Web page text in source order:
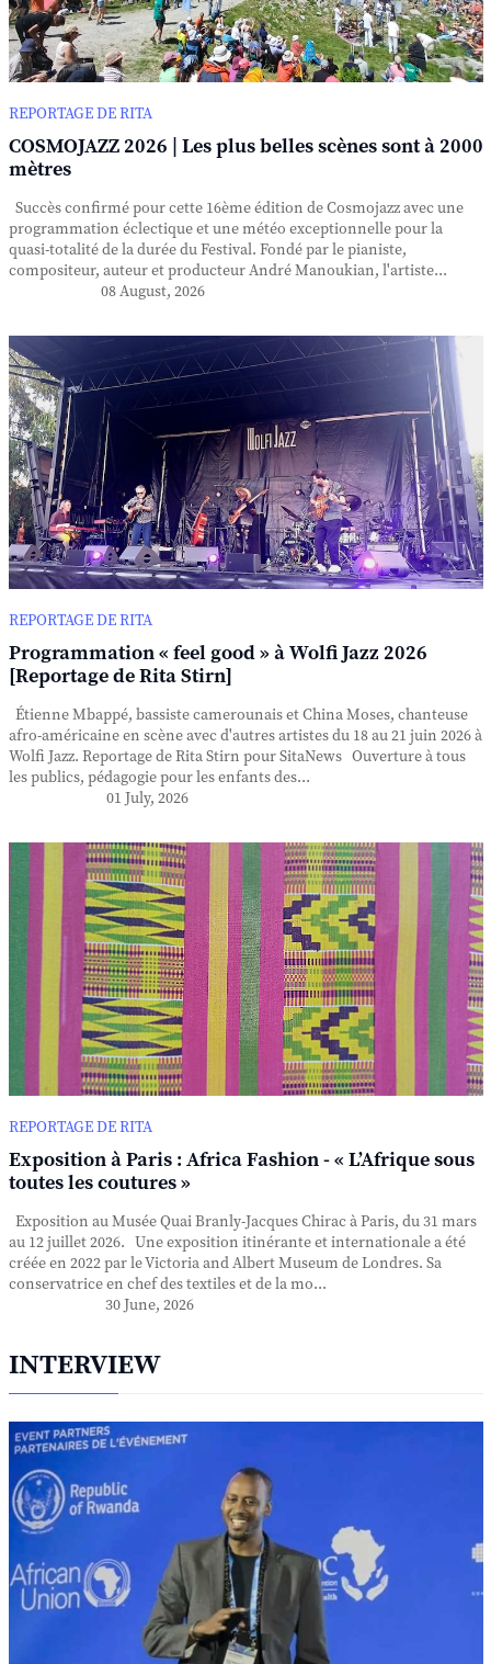
REPORTAGE DE RITA
COSMOJAZZ 2026 | Les plus belles scènes sont à 2000
mètres
Succès confirmé pour cette 16ème édition de Cosmojazz avec une
programmation éclectique et une météo exceptionnelle pour la
quasi-totalité de la durée du Festival. Fondé par le pianiste,
compositeur, auteur et producteur André Manoukian, l'artiste...
08 August, 2026
REPORTAGE DE RITA
Programmation « feel good » à Wolfi Jazz 2026
[Reportage de Rita Stirn]
Étienne Mbappé, bassiste camerounais et China Moses, chanteuse
afro-américaine en scène avec d'autres artistes du 18 au 21 juin 2026 à
Wolfi Jazz. Reportage de Rita Stirn pour SitaNews Ouverture à tous
les publics, pédagogie pour les enfants des...
01 July, 2026
REPORTAGE DE RITA
Exposition à Paris : Africa Fashion - « L’Afrique sous
toutes les coutures »
Exposition au Musée Quai Branly-Jacques Chirac à Paris, du 31 mars
au 12 juillet 2026. Une exposition itinérante et internationale a été
créée en 2022 par le Victoria and Albert Museum de Londres. Sa
conservatrice en chef des textiles et de la mo...
30 June, 2026
INTERVIEW